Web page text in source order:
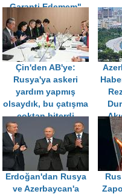
Garanti Edemem"
Çin'den AB'ye:
Rusya'ya askeri
yardım yapmış
olsaydık, bu çatışma
çoktan biterdi
Erdoğan'dan Rusya
ve Azerbaycan'a